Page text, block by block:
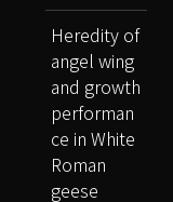
Heredity of
angel wing
and growth
performan
ce in White
Roman
geese